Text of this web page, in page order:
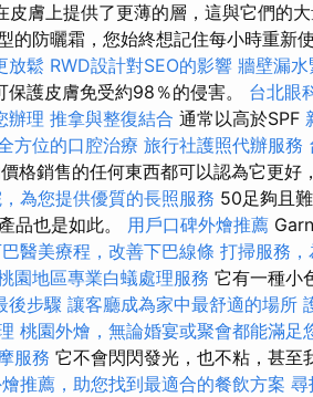
膚上提供了更薄的層，這與它們的大
的防曬霜，您始終想記住每小時重新
放鬆 RWD設計對SEO的影響 牆壁漏
保護皮膚免受約98％的侵害。 台北眼
辦理 推拿與整復結合 通常以高於SPF
方位的口腔治療 旅行社護照代辦服務
格銷售的任何東西都可以認為它更好
為您提供優質的長照服務 50足夠且
品也是如此。 用戶口碑外燴推薦
醫美療程，改善下巴線條 打掃服務
園地區專業白蟻處理服務 它有一種小
後步驟 讓客廳成為家中最舒適的場所
桃園外燴，無論婚宴或聚會都能滿足
服務 它不會閃閃發光，也不粘，甚至
推薦，助您找到最適合的餐飲方案 尋